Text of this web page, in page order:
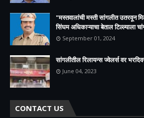
"मस्तवालांची मस्ती सांगलीत उतरवून
सिंघम अधिकाऱ्याचा बेताल टिल्ल्याला
September 01, 2024
सांगलीतील रिलायन्स ज्वेलर्स वर
June 04, 2023
CONTACT US